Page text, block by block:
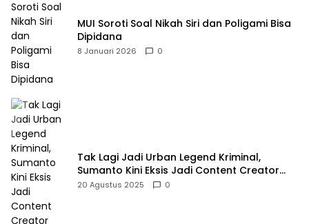
MUI Soroti Soal Nikah Siri dan Poligami Bisa
Dipidana
8 Januari 2026 0
Tak Lagi Jadi Urban Legend Kriminal,
Sumanto Kini Eksis Jadi Content Creator
Mukbang
20 Agustus 2025 0